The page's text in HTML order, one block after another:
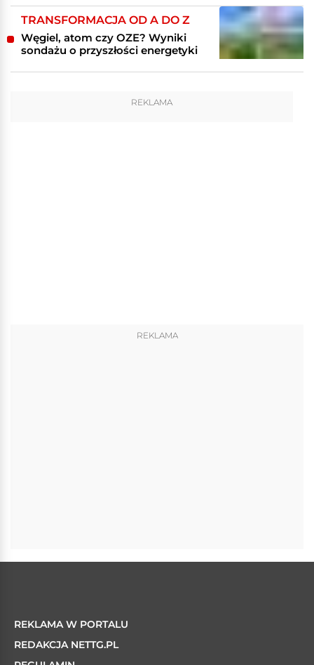
TRANSFORMACJA OD A DO Z
Węgiel, atom czy OZE? Wyniki
sondażu o przyszłości energetyki
REKLAMA
REKLAMA
REKLAMA W PORTALU
REDAKCJA NETTG.PL